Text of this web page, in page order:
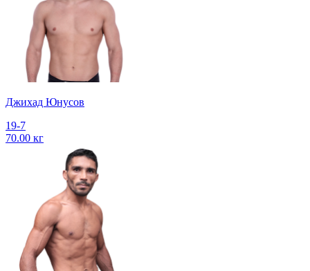
Джихад Юнусов
19-7
70.00 кг